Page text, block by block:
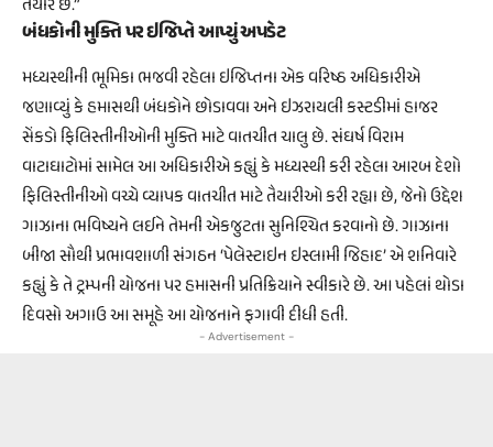
તૈયાર છે.”
બંધકોની મુક્તિ પર ઇજિપ્તે આપ્યું અપડેટ
મધ્યસ્થીની ભૂમિકા ભજવી રહેલા ઇજિપ્તના એક વરિષ્ઠ અધિકારીએ
જણાવ્યું કે હમાસથી બંધકોને છોડાવવા અને ઇઝરાયલી કસ્ટડીમાં હાજર
સેંકડો ફિલિસ્તીનીઓની મુક્તિ માટે વાતચીત ચાલુ છે. સંઘર્ષ વિરામ
વાટાઘાટોમાં સામેલ આ અધિકારીએ કહ્યું કે મધ્યસ્થી કરી રહેલા આરબ દેશો
ફિલિસ્તીનીઓ વચ્ચે વ્યાપક વાતચીત માટે તૈયારીઓ કરી રહ્યા છે, જેનો ઉદ્દેશ
ગાઝાના ભવિષ્યને લઈને તેમની એકજુટતા સુનિશ્ચિત કરવાનો છે. ગાઝાના
બીજા સૌથી પ્રભાવશાળી સંગઠન ‘પેલેસ્ટાઇન ઇસ્લામી જિહાદ’ એ શનિવારે
કહ્યું કે તે ટ્રમ્પની યોજના પર હમાસની પ્રતિક્રિયાને સ્વીકારે છે. આ પહેલાં થોડા
દિવસો અગાઉ આ સમૂહે આ યોજનાને ફગાવી દીધી હતી.
- Advertisement -